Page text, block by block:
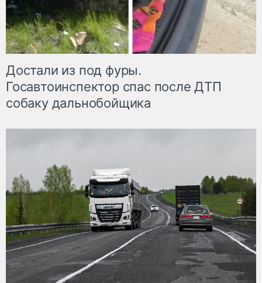
Достали из под фуры.
Госавтоинспектор спас после ДТП
собаку дальнобойщика